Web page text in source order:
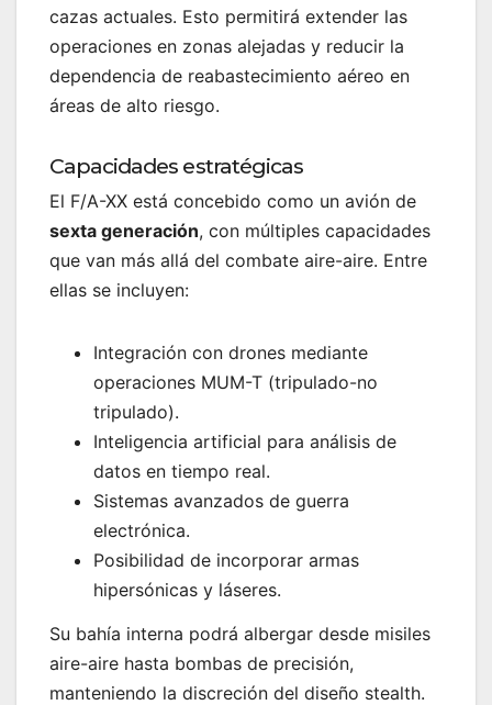
cazas actuales. Esto permitirá extender las
operaciones en zonas alejadas y reducir la
dependencia de reabastecimiento aéreo en
áreas de alto riesgo.
Capacidades estratégicas
El F/A-XX está concebido como un avión de
sexta generación, con múltiples capacidades
que van más allá del combate aire-aire. Entre
ellas se incluyen:
Integración con drones mediante
operaciones MUM-T (tripulado-no
tripulado).
Inteligencia artificial para análisis de
datos en tiempo real.
Sistemas avanzados de guerra
electrónica.
Posibilidad de incorporar armas
hipersónicas y láseres.
Su bahía interna podrá albergar desde misiles
aire-aire hasta bombas de precisión,
manteniendo la discreción del diseño stealth.